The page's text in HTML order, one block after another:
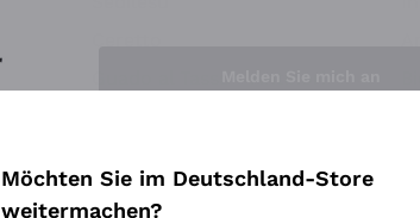
Ca' dei Frati
Möchten Sie im Deutschland-Store
weitermachen?